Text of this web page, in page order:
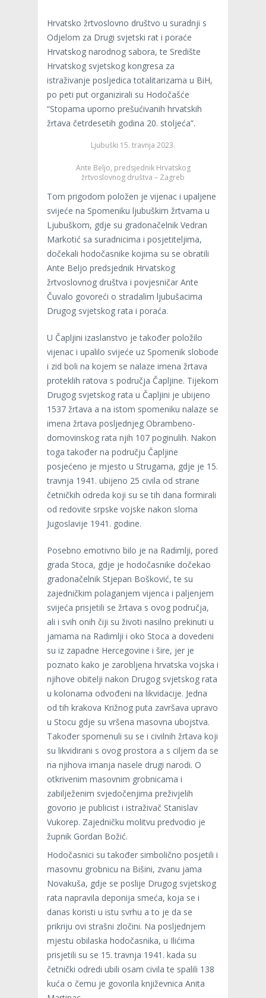
Hrvatsko žrtvoslovno društvo u suradnji s
Odjelom za Drugi svjetski rat i poraće
Hrvatskog narodnog sabora, te Središte
Hrvatskog svjetskog kongresa za
istraživanje posljedica totalitarizama u BiH,
po peti put organizirali su Hodočašće
“Stopama uporno prešućivanih hrvatskih
žrtava četrdesetih godina 20. stoljeća”.
Ljubuški 15. travnja 2023.
Ante Beljo, predsjednik Hrvatskog
žrtvoslovnog društva – Zagreb
Tom prigodom položen je vijenac i upaljene
svijeće na Spomeniku ljubuškim žrtvama u
Ljubuškom, gdje su gradonačelnik Vedran
Markotić sa suradnicima i posjetiteljima,
dočekali hodočasnike kojima su se obratili
Ante Beljo predsjednik Hrvatskog
žrtvoslovnog društva i povjesničar Ante
Čuvalo govoreći o stradalim ljubušacima
Drugog svjetskog rata i poraća.
U Čapljini izaslanstvo je također položilo
vijenac i upalilo svijeće uz Spomenik slobode
i zid boli na kojem se nalaze imena žrtava
proteklih ratova s područja Čapljine. Tijekom
Drugog svjetskog rata u Čapljini je ubijeno
1537 žrtava a na istom spomeniku nalaze se
imena žrtava posljednjeg Obrambeno-
domovinskog rata njih 107 poginulih. Nakon
toga također na području Čapljine
posjećeno je mjesto u Strugama, gdje je 15.
travnja 1941. ubijeno 25 civila od strane
četničkih odreda koji su se tih dana formirali
od redovite srpske vojske nakon sloma
Jugoslavije 1941. godine.
Posebno emotivno bilo je na Radimlji, pored
grada Stoca, gdje je hodočasnike dočekao
gradonačelnik Stjepan Bošković, te su
zajedničkim polaganjem vijenca i paljenjem
svijeća prisjetili se žrtava s ovog područja,
ali i svih onih čiji su životi nasilno prekinuti u
jamama na Radimlji i oko Stoca a dovedeni
su iz zapadne Hercegovine i šire, jer je
poznato kako je zarobljena hrvatska vojska i
njihove obitelji nakon Drugog svjetskog rata
u kolonama odvođeni na likvidacije. Jedna
od tih krakova Križnog puta završava upravo
u Stocu gdje su vršena masovna ubojstva.
Također spomenuli su se i civilnih žrtava koji
su likvidirani s ovog prostora a s ciljem da se
na njihova imanja nasele drugi narodi. O
otkrivenim masovnim grobnicama i
zabilježenim svjedočenjima preživjelih
govorio je publicist i istraživač Stanislav
Vukorep. Zajedničku molitvu predvodio je
župnik Gordan Božić.
Hodočasnici su također simbolično posjetili i
masovnu grobnicu na Bišini, zvanu jama
Novakuša, gdje se poslije Drugog svjetskog
rata napravila deponija smeća, koja se i
danas koristi u istu svrhu a to je da se
prikriju ovi strašni zločini. Na posljednjem
mjestu obilaska hodočasnika, u Ilićima
prisjetili su se 15. travnja 1941. kada su
četnički odredi ubili osam civila te spalili 138
kuća o čemu je govorila književnica Anita